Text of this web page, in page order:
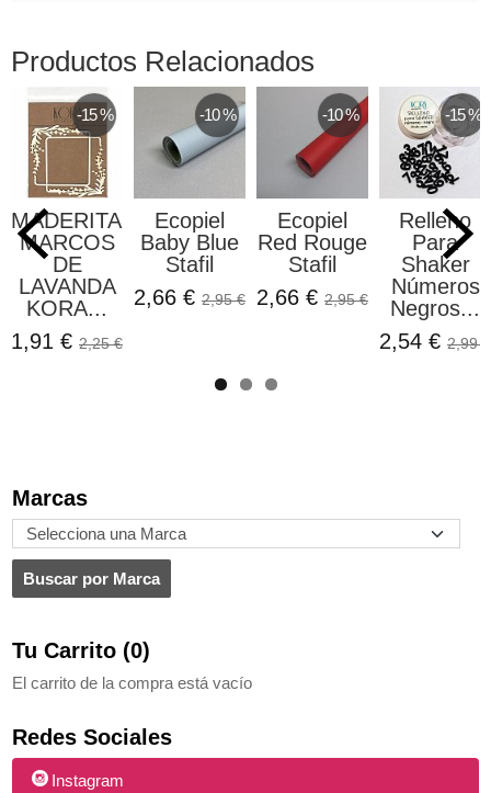
Marcas
Tu Carrito (0)
El carrito de la compra está vacío
Redes Sociales
Instagram
Productos Relacionados
-15 %
MADERITAS
MARCOS
DE
LAVANDA
KORA...
1,91 € 2,25 €
-10 %
Ecopiel
Baby Blue
Stafil
2,66 € 2,95 €
-10 %
Ecopiel
Red Rouge
Stafil
2,66 € 2,95 €
-15 %
Relleno
Para
Shaker
Números
Negros...
2,54 € 2,99 €